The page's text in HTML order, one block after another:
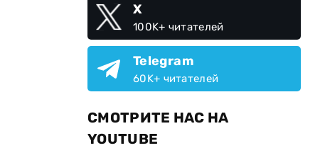
X
100K+ читателей
Telegram
60K+ читателей
СМОТРИТЕ НАС НА
YOUTUBE